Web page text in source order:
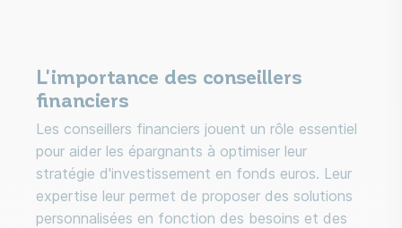
L'importance des conseillers
financiers
Les conseillers financiers jouent un rôle essentiel
pour aider les épargnants à optimiser leur
stratégie d'investissement en fonds euros. Leur
expertise leur permet de proposer des solutions
personnalisées en fonction des besoins et des